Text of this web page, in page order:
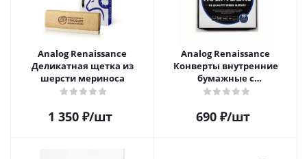
Analog Renaissance
Деликатная щетка из
шерсти мериноса
1 350₽/шт
Analog Renaissance
Конверты внутренние
бумажные с
антистатическим пакетом
Audiophile Paper+Plastic (10
690 ₽/шт